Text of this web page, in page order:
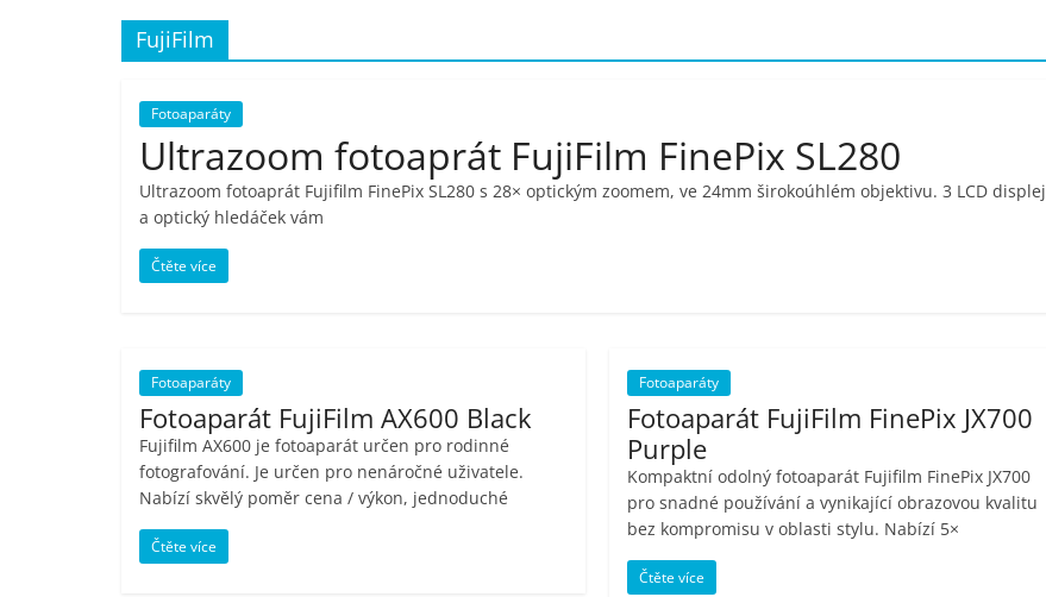
porovnání,
pračky,
televize,
notebooky,
telefony,
kávovary,
bazény
Nejlepší
FujiFilm
Fotoaparáty
Ultrazoom fotoaprát FujiFilm FinePix SL280
Ultrazoom fotoaprát Fujifilm FinePix SL280 s 28× optickým zoomem, ve 24mm širokoúhlém objektivu. 3 LCD displej
a optický hledáček vám
Čtěte více
Fotoaparáty
Fotoaparát FujiFilm AX600 Black
Fujifilm AX600 je fotoaparát určen pro rodinné
fotografování. Je určen pro nenáročné uživatele.
Nabízí skvělý poměr cena / výkon, jednoduché
Čtěte více
Fotoaparáty
Fotoaparát FujiFilm FinePix JX700
Purple
Kompaktní odolný fotoaparát Fujifilm FinePix JX700
pro snadné používání a vynikající obrazovou kvalitu
bez kompromisu v oblasti stylu. Nabízí 5×
Čtěte více